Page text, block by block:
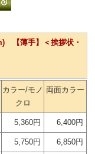
【薄手】＜挨拶状・
カラー/モノ
クロ
両面カラー
5,360円 6,400円
5,750円 6,850円